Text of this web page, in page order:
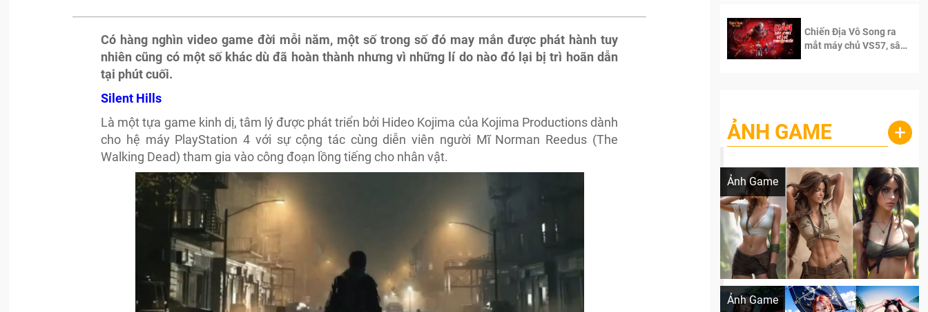
Có hàng nghìn video game đời mỗi năm, một số trong số đó may mắn được phát hành tuy
nhiên cũng có một số khác dù đã hoàn thành nhưng vì những lí do nào đó lại bị trì hoãn dẫn
tại phút cuối.
Silent Hills
Là một tựa game kinh dị, tâm lý được phát triển bởi Hideo Kojima của Kojima Productions dành
cho hệ máy PlayStation 4 với sự cộng tác cùng diễn viên người Mĩ Norman Reedus (The
Walking Dead) tham gia vào công đoạn lồng tiếng cho nhân vật.
Chiến Địa Vô Song ra
mắt máy chủ VS57, sân
ẢNH GAME +
Ảnh Game
Lala Croft vừa nóng vừa xinh dưới nét vẽ
Ảnh Game
Khi AI Cosplay gái đẹp One Piece